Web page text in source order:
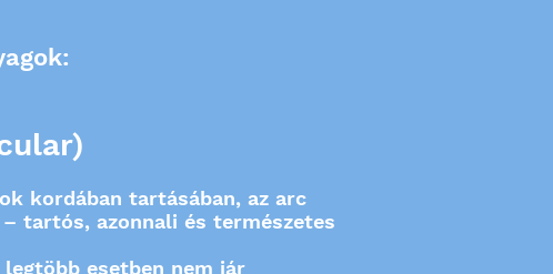
kordában tartásában, az arc
tartós, azonnali és természetes
esetben nem jár